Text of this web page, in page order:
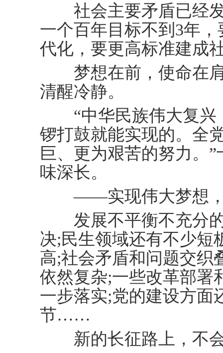
社会主要矛盾已经发
一个百年目标不到3年
代化，要更高标准建成
梦想在前，使命在肩
清醒冷静。
“中华民族伟大复兴
锣打鼓就能实现的。全
巨、更为艰苦的努力。
味深长。
——实现伟大梦想，
发展不平衡不充分的
决;民生领域还有不少短
高;社会矛盾和问题交织
依然复杂;一些改革部署
一步落实;党的建设方面
节……
新的长征路上，不会